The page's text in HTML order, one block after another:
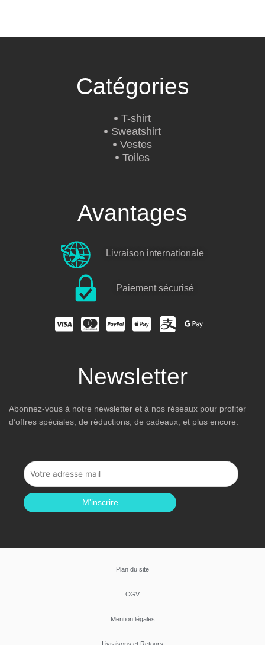
Catégories
T-shirt
Sweatshirt
Vestes
Toiles
Avantages
Livraison internationale
Paiement sécurisé
Newsletter
Abonnez-vous à notre newsletter et à nos réseaux pour profiter
d’offres spéciales, de réductions, de cadeaux, et plus encore.
M'inscrire
Plan du site
CGV
Mention légales